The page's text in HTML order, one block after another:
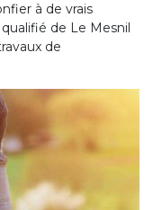
à de vrais
de Le Mesnil
de